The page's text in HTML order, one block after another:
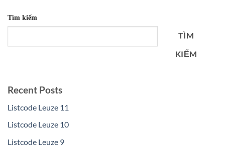
Tìm kiếm
TÌM
KIẾM
Recent Posts
Listcode Leuze 11
Listcode Leuze 10
Listcode Leuze 9